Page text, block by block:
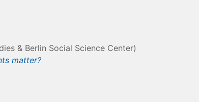
& Berlin Social Science Center)
matter?